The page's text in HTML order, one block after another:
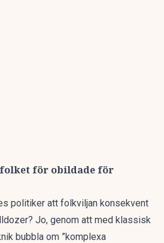
för obildade för
politiker att folkviljan konsekvent
Jo, genom att med klassisk
bubbla om ”komplexa